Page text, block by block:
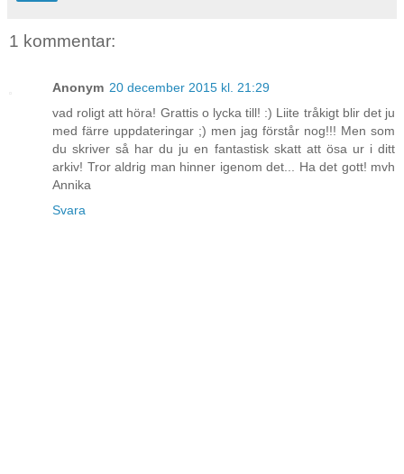
1 kommentar:
Anonym 20 december 2015 kl. 21:29
vad roligt att höra! Grattis o lycka till! :) Liite tråkigt blir det ju
med färre uppdateringar ;) men jag förstår nog!!! Men som
du skriver så har du ju en fantastisk skatt att ösa ur i ditt
arkiv! Tror aldrig man hinner igenom det... Ha det gott! mvh
Annika
Svara